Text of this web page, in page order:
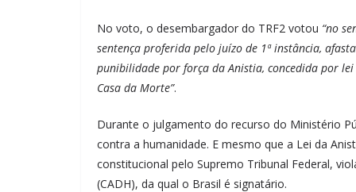
No voto, o desembargador do TRF2 votou “no
sentença proferida pelo juízo de 1ª instância,
punibilidade por força da Anistia, concedida por
Casa da Morte”.
Durante o julgamento do recurso do Ministério
contra a humanidade. E mesmo que a Lei da
constitucional pelo Supremo Tribunal Federal,
(CADH), da qual o Brasil é signatário.